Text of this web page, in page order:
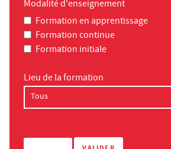
Modalité d'enseignement
Formation en apprentissage
Formation continue
Formation initiale
Lieu de la formation